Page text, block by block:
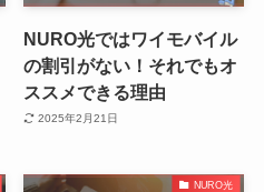
NURO光ではワイモバイル
の割引がない！それでもオ
ススメできる理由
2025年2月21日
NURO光